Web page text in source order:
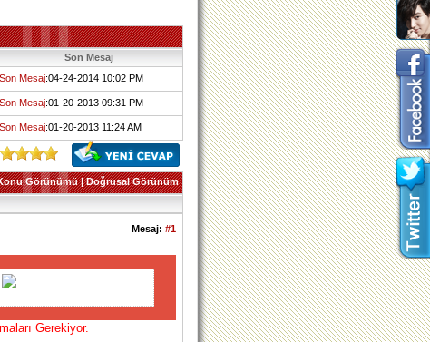
Son Mesaj
Son Mesaj:04-24-2014 10:02 PM
Son Mesaj:01-20-2013 09:31 PM
Son Mesaj:01-20-2013 11:24 AM
Görünümü|Doğrusal Görünüm
Mesaj: #1
maları Gerekiyor.